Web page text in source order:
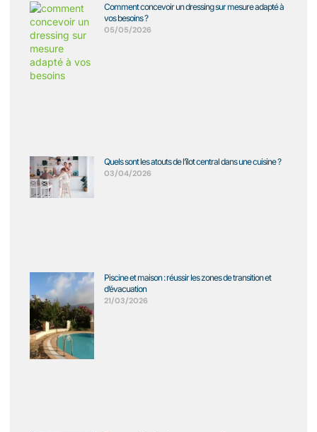
Comment concevoir un dressing sur mesure adapté à
vos besoins ?
05/05/2026
Quels sont les atouts de l’îlot central dans une cuisine ?
03/04/2026
Piscine et maison : réussir les zones de transition et
d’évacuation
21/03/2026